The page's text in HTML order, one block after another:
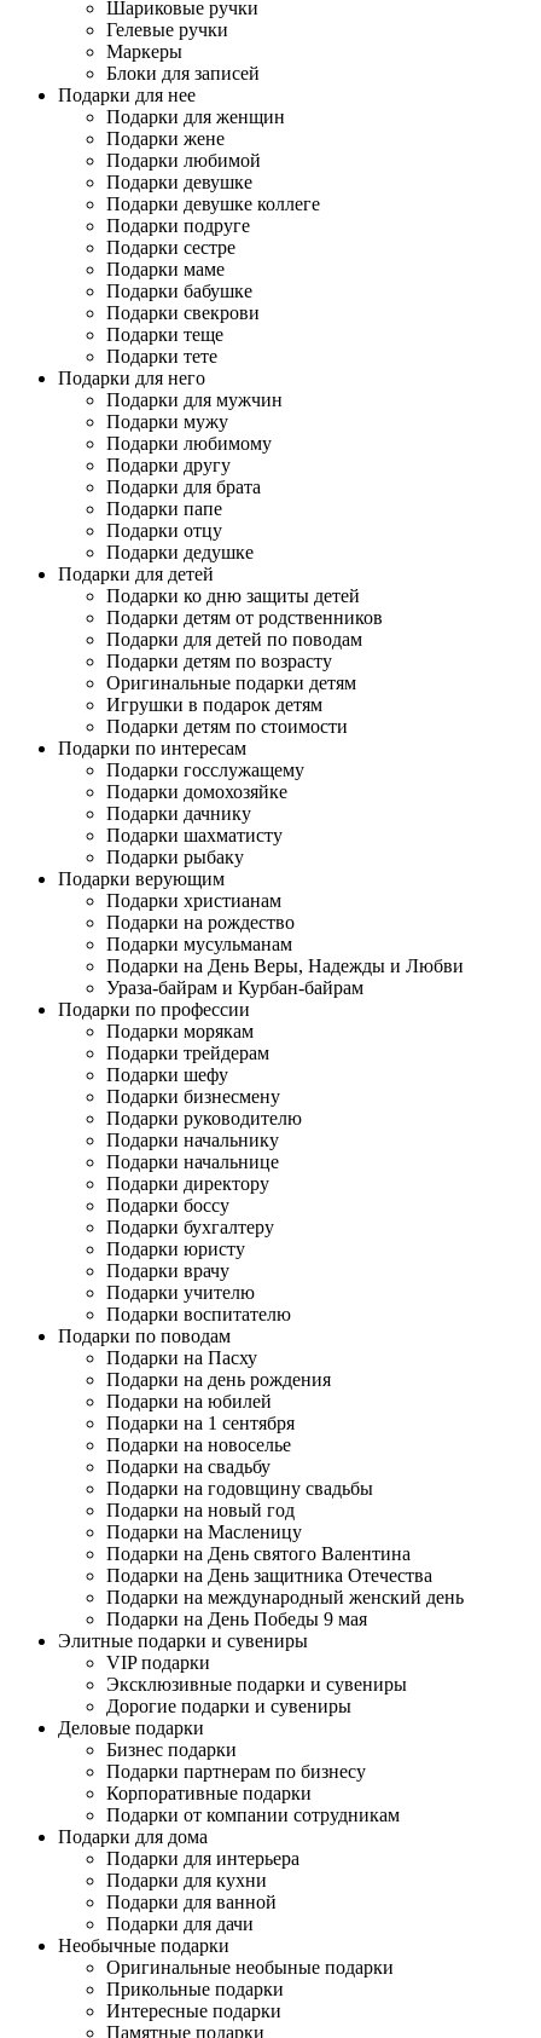
Шариковые ручки
Гелевые ручки
Маркеры
Блоки для записей
Подарки для нее
Подарки для женщин
Подарки жене
Подарки любимой
Подарки девушке
Подарки девушке коллеге
Подарки подруге
Подарки сестре
Подарки маме
Подарки бабушке
Подарки свекрови
Подарки теще
Подарки тете
Подарки для него
Подарки для мужчин
Подарки мужу
Подарки любимому
Подарки другу
Подарки для брата
Подарки папе
Подарки отцу
Подарки дедушке
Подарки для детей
Подарки ко дню защиты детей
Подарки детям от родственников
Подарки для детей по поводам
Подарки детям по возрасту
Оригинальные подарки детям
Игрушки в подарок детям
Подарки детям по стоимости
Подарки по интересам
Подарки госслужащему
Подарки домохозяйке
Подарки дачнику
Подарки шахматисту
Подарки рыбаку
Подарки верующим
Подарки христианам
Подарки на рождество
Подарки мусульманам
Подарки на День Веры, Надежды и Любви
Ураза-байрам и Курбан-байрам
Подарки по профессии
Подарки морякам
Подарки трейдерам
Подарки шефу
Подарки бизнесмену
Подарки руководителю
Подарки начальнику
Подарки начальнице
Подарки директору
Подарки боссу
Подарки бухгалтеру
Подарки юристу
Подарки врачу
Подарки учителю
Подарки воспитателю
Подарки по поводам
Подарки на Пасху
Подарки на день рождения
Подарки на юбилей
Подарки на 1 сентября
Подарки на новоселье
Подарки на свадьбу
Подарки на годовщину свадьбы
Подарки на новый год
Подарки на Масленицу
Подарки на День святого Валентина
Подарки на День защитника Отечества
Подарки на международный женский день
Подарки на День Победы 9 мая
Элитные подарки и сувениры
VIP подарки
Эксклюзивные подарки и сувениры
Дорогие подарки и сувениры
Деловые подарки
Бизнес подарки
Подарки партнерам по бизнесу
Корпоративные подарки
Подарки от компании сотрудникам
Подарки для дома
Подарки для интерьера
Подарки для кухни
Подарки для ванной
Подарки для дачи
Необычные подарки
Оригинальные необыные подарки
Прикольные подарки
Интересные подарки
Памятные подарки